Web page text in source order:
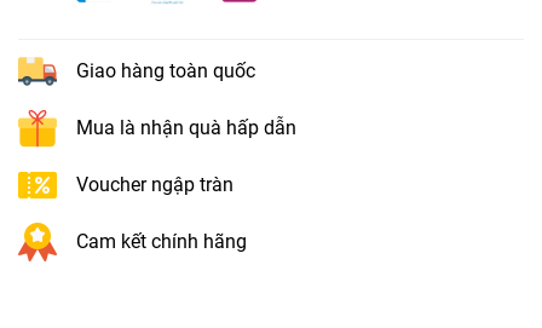
Giao hàng toàn quốc
Mua là nhận quà hấp dẫn
Voucher ngập tràn
Cam kết chính hãng